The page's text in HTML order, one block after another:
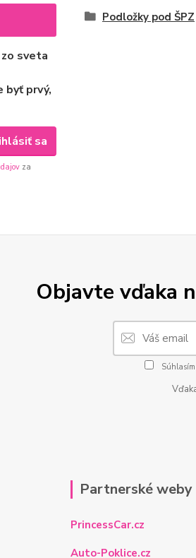
sveta
prvý,
sa
za
Podložky pod ŠPZ
Objavte vďaka
Súhlasím
Partnerské weby
PrincessCar.cz
Auto-Poklice.cz